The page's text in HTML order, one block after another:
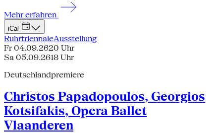
Mehr erfahren
iCal
RuhrtriennaleAusstellung
Fr 04.09.2620 Uhr
Sa 05.09.2618 Uhr
Deutschlandpremiere
Christos Papadopoulos, Georgios
Kotsifakis, Opera Ballet
Vlaanderen